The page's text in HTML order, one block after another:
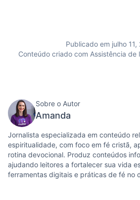
Publicado em julho 11,
Conteúdo criado com Assistência de
Sobre o Autor
Amanda
Jornalista especializada em conteúdo
espiritualidade, com foco em fé cristã,
rotina devocional. Produz conteúdos
ajudando leitores a fortalecer sua vida
ferramentas digitais e práticas de fé no